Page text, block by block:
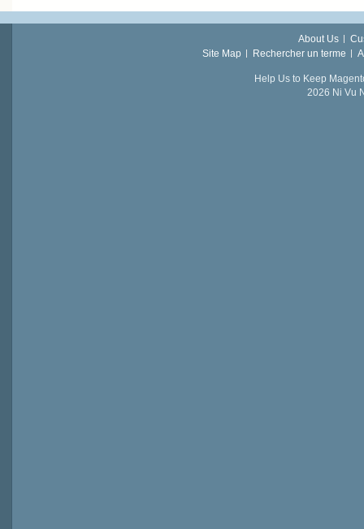
About Us
Site Map
Rechercher un terme
Help Us to Keep
2026 Ni Vu